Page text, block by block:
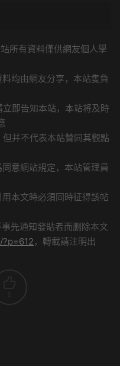
所有資料僅供網友個人學
均由網友分享，本站隻負
即告知本站，本站将及時
并不代表本站贊同其觀點
意網站規定，本站管理員
本文時必須同時征得該帖
先通知發貼者而删除本文
，轉載請注明出